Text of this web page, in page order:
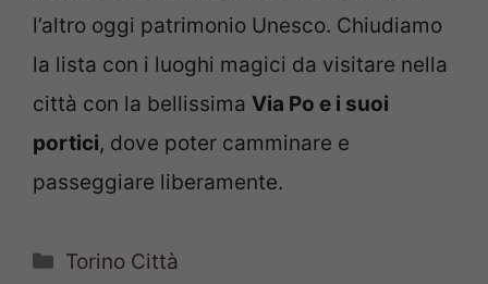
l’altro oggi patrimonio Unesco. Chiudiamo
la lista con i luoghi magici da visitare nella
città con la bellissima Via Po e i suoi
portici, dove poter camminare e
passeggiare liberamente.
Categorie
Torino Città